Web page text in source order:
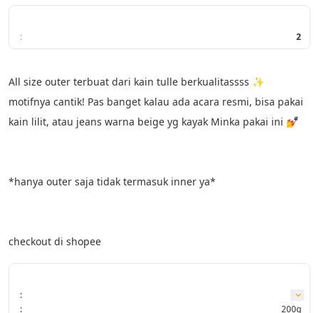
: 2
All size outer terbuat dari kain tulle berkualitassss ✨
motifnya cantik! Pas banget kalau ada acara resmi, bisa pakai
kain lilit, atau jeans warna beige yg kayak Minka pakai ini 💅
*hanya outer saja tidak termasuk inner ya*
checkout di shopee
:
:
200g